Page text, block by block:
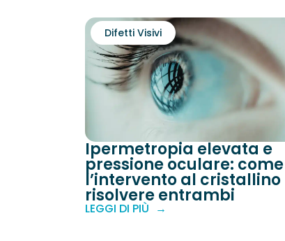
Ipermetropia elevata e
pressione oculare: come
l’intervento al cristallino
risolvere entrambi
Difetti Visivi
LEGGI DI PIÙ